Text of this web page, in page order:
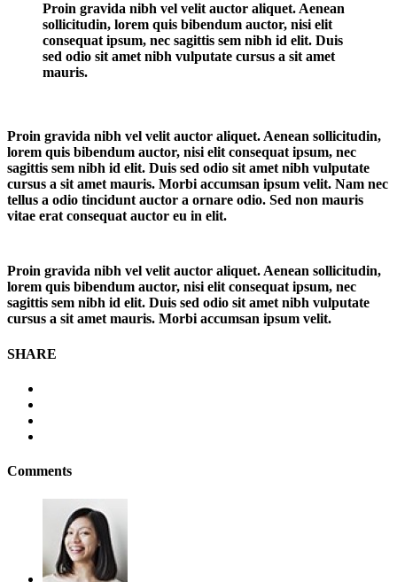
Proin gravida nibh vel velit auctor aliquet. Aenean
sollicitudin, lorem quis bibendum auctor, nisi elit
consequat ipsum, nec sagittis sem nibh id elit. Duis
sed odio sit amet nibh vulputate cursus a sit amet
mauris.
Proin gravida nibh vel velit auctor aliquet. Aenean sollicitudin,
lorem quis bibendum auctor, nisi elit consequat ipsum, nec
sagittis sem nibh id elit. Duis sed odio sit amet nibh vulputate
cursus a sit amet mauris. Morbi accumsan ipsum velit. Nam nec
tellus a odio tincidunt auctor a ornare odio. Sed non mauris
vitae erat consequat auctor eu in elit.
Proin gravida nibh vel velit auctor aliquet. Aenean sollicitudin,
lorem quis bibendum auctor, nisi elit consequat ipsum, nec
sagittis sem nibh id elit. Duis sed odio sit amet nibh vulputate
cursus a sit amet mauris. Morbi accumsan ipsum velit.
SHARE
Comments